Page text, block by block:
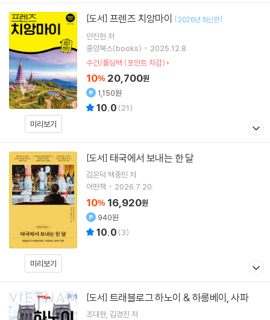
미리보기
[도서] 프렌즈 치앙마이 [2026년 최신판]
안진헌 저
중앙북스(books)
2025.12.8.
수건/폴딩백 (포인트 차감)
10% 20,700원
1,150원
10.0 (21)
미리보기
[도서] 태국에서 보내는 한 달
김은덕 백종민 저
어떤책
2026.7.20.
10% 16,920원
940원
10.0 (3)
[도서] 트래블로그 하노이 & 하롱베이, 사파
조대현 김경진 저